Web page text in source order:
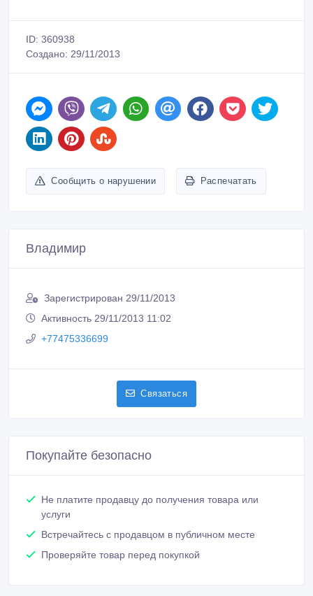
ID: 360938
Создано: 29/11/2013
Сообщить о нарушении Распечатать
Владимир
Зарегистрирован 29/11/2013
Активность 29/11/2013 11:02
+77475336699
Связаться
Покупайте безопасно
Не платите продавцу до получения товара или
услуги
Встречайтесь с продавцом в публичном месте
Проверяйте товар перед покупкой